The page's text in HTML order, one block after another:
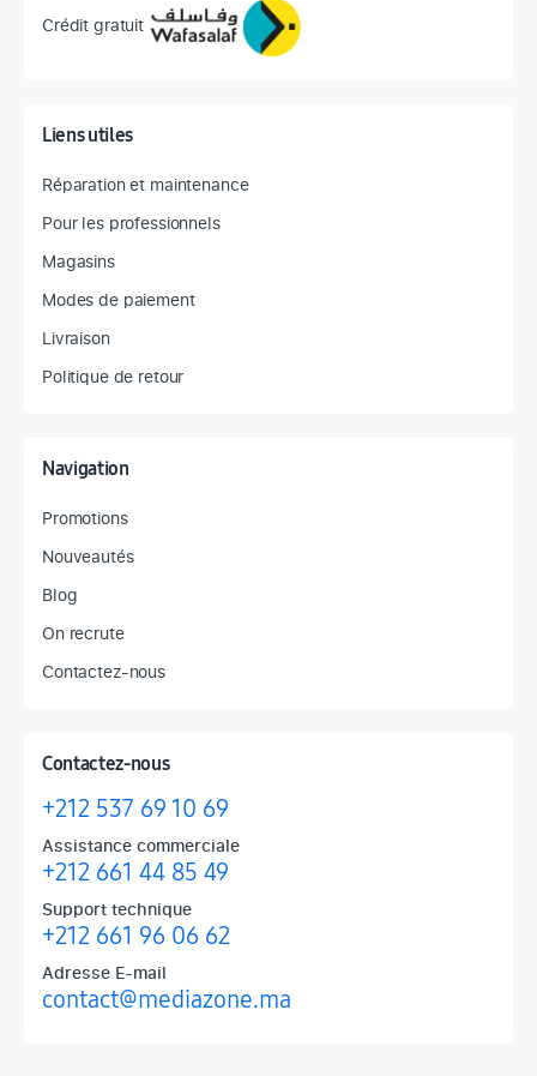
Crédit gratuit
Liens utiles
Réparation et maintenance
Pour les professionnels
Magasins
Modes de paiement
Livraison
Politique de retour
Navigation
Promotions
Nouveautés
Blog
On recrute
Contactez-nous
Contactez-nous
+212 537 69 10 69
Assistance commerciale
+212 661 44 85 49
Support technique
+212 661 96 06 62
Adresse E-mail
contact@mediazone.ma